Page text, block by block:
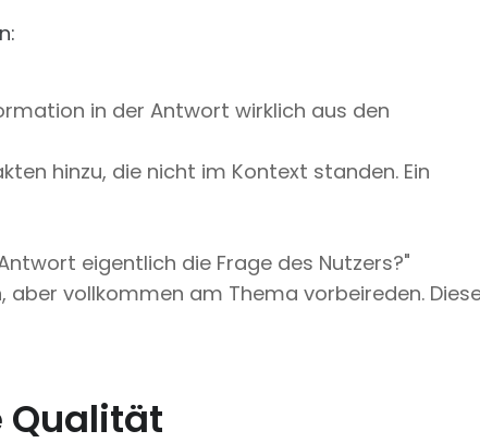
in der Antwort wirklich aus den
hinzu, die nicht im Kontext standen. Ein
eigentlich die Frage des Nutzers?"
aber vollkommen am Thema vorbeireden.
Qualität